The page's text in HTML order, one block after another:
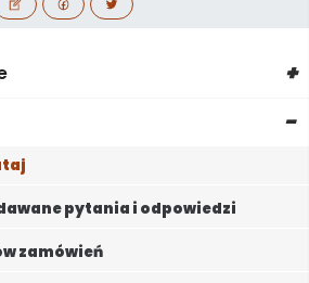
+
-
pytania i odpowiedzi
zamówień